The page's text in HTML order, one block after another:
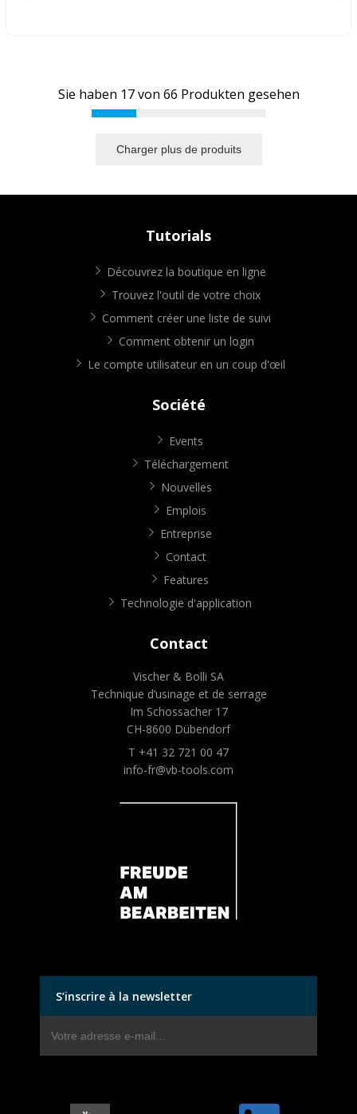
Sie haben 17von 66 Produkten gesehen
Charger plus de produits
Tutorials
Découvrez la boutique en ligne
Trouvez l'outil de votre choix
Comment créer une liste de suivi
Comment obtenir un login
Le compte utilisateur en un coup d'œil
Société
Events
Téléchargement
Nouvelles
Emplois
Entreprise
Contact
Features
Technologie d'application
Contact
Vischer & Bolli SA
Technique d’usinage et de serrage
Im Schossacher 17
CH-8600 Dübendorf
T +41 32 721 00 47
info-fr@vb-tools.com
S’inscrire à la newsletter